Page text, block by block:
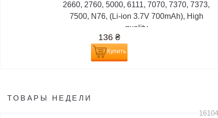
2660, 2760, 5000, 6111, 7070, 7370, 7373,
7500, N76, (Li-ion 3.7V 700mAh), High
quality
136 ₴
Купить
ТОВАРЫ НЕДЕЛИ